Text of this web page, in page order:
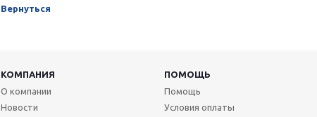
Вернуться
КОМПАНИЯ ПОМОЩЬ
О компании
Новости
Помощь
Условия оплаты